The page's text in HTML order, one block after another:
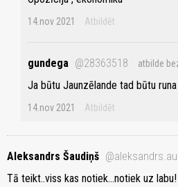
14.nov 2021 Atbildēt
gundega @28363518 atbilde
Ja būtu Jaunzēlande tad būtu
14.nov 2021 Atbildēt
Aleksandrs Šaudiņš
Tā teikt..viss kas notiek...notiek uz